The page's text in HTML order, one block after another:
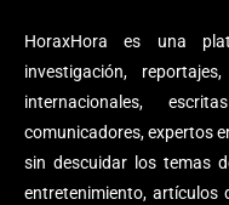
HoraxHora es una
investigación,
internacionales,
comunicadores, expertos
sin descuidar los temas
entretenimiento, artículos